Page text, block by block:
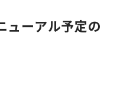
ューアル予定の